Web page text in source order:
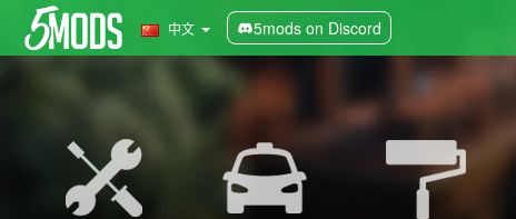
中文 5mods on Discord